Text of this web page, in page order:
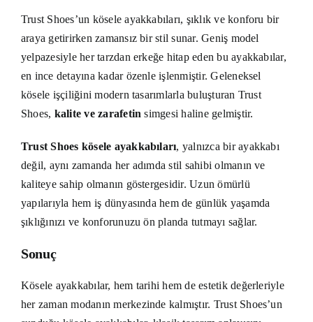
Trust Shoes’un kösele ayakkabıları, şıklık ve konforu bir
araya getirirken zamansız bir stil sunar. Geniş model
yelpazesiyle her tarzdan erkeğe hitap eden bu ayakkabılar,
en ince detayına kadar özenle işlenmiştir. Geleneksel
kösele işçiliğini modern tasarımlarla buluşturan Trust
Shoes, kalite ve zarafetin simgesi haline gelmiştir.
Trust Shoes kösele ayakkabıları, yalnızca bir ayakkabı
değil, aynı zamanda her adımda stil sahibi olmanın ve
kaliteye sahip olmanın göstergesidir. Uzun ömürlü
yapılarıyla hem iş dünyasında hem de günlük yaşamda
şıklığınızı ve konforunuzu ön planda tutmayı sağlar.
Sonuç
Kösele ayakkabılar, hem tarihi hem de estetik değerleriyle
her zaman modanın merkezinde kalmıştır. Trust Shoes’un